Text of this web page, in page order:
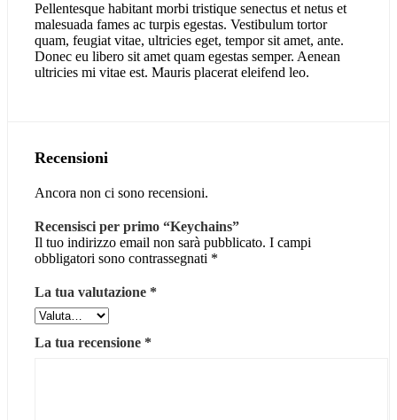
Pellentesque habitant morbi tristique senectus et netus et
malesuada fames ac turpis egestas. Vestibulum tortor
quam, feugiat vitae, ultricies eget, tempor sit amet, ante.
Donec eu libero sit amet quam egestas semper. Aenean
ultricies mi vitae est. Mauris placerat eleifend leo.
Recensioni
Ancora non ci sono recensioni.
Recensisci per primo “Keychains”
Il tuo indirizzo email non sarà pubblicato. I campi
obbligatori sono contrassegnati *
La tua valutazione *
La tua recensione *